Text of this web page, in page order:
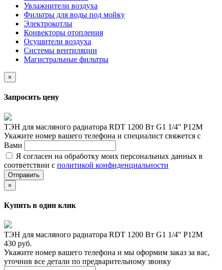
Увлажнители воздуха
Фильтры для воды под мойку
Электрокотлы
Конвекторы отопления
Осушители воздуха
Системы вентиляции
Магистральные фильтры
×
Запросить цену
ТЭН для масляного радиатора RDT 1200 Вт G1 1/4" Р12М
Укажите номер вашего телефона и специалист свяжется с
Вами
Я согласен на обработку моих персональных данных в
соответствии с политикой конфиденциальности
Отправить
×
Купить в один клик
ТЭН для масляного радиатора RDT 1200 Вт G1 1/4" Р12М
430 руб.
Укажите номер вашего телефона и мы оформим заказ за вас,
уточнив все детали по предварительному звонку